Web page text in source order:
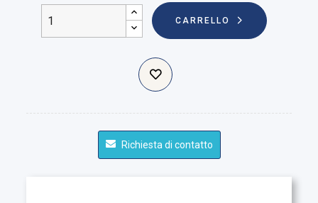
CARRELLO
Richiesta di contatto